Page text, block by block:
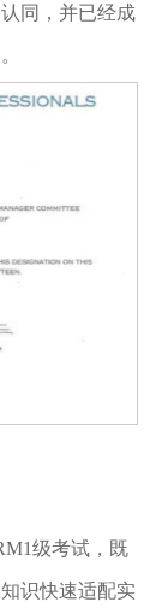
同，并已经成
级考试，既
识快速适配实